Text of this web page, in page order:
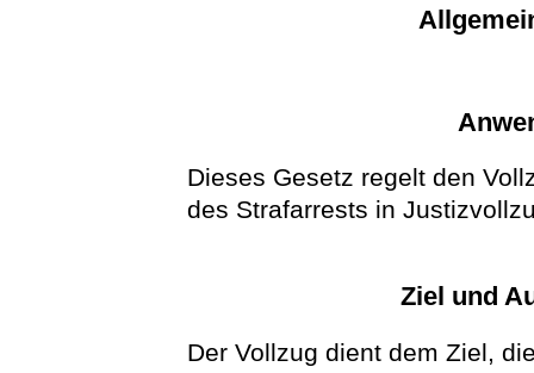
Dieses Gesetz regelt den
des Strafarrests in
Ziel und
Der Vollzug dient dem Ziel,